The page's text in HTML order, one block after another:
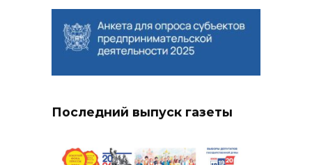
Последний выпуск газеты